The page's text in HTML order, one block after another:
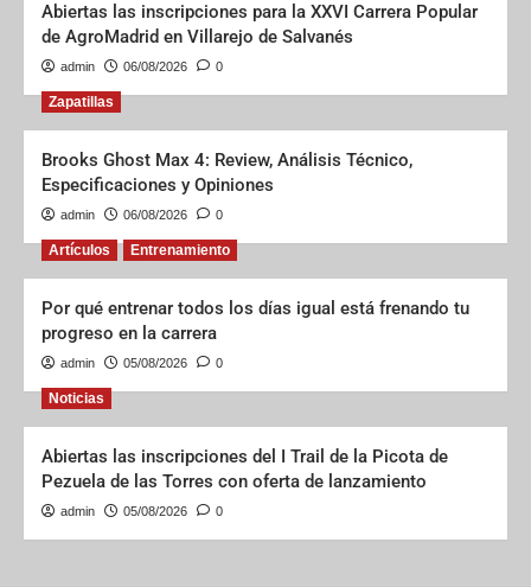
Abiertas las inscripciones para la XXVI Carrera Popular
de AgroMadrid en Villarejo de Salvanés
admin 06/08/2026 0
Zapatillas
Brooks Ghost Max 4: Review, Análisis Técnico,
Especificaciones y Opiniones
admin 06/08/2026 0
Artículos Entrenamiento
Por qué entrenar todos los días igual está frenando tu
progreso en la carrera
admin 05/08/2026 0
Noticias
Abiertas las inscripciones del I Trail de la Picota de
Pezuela de las Torres con oferta de lanzamiento
admin 05/08/2026 0